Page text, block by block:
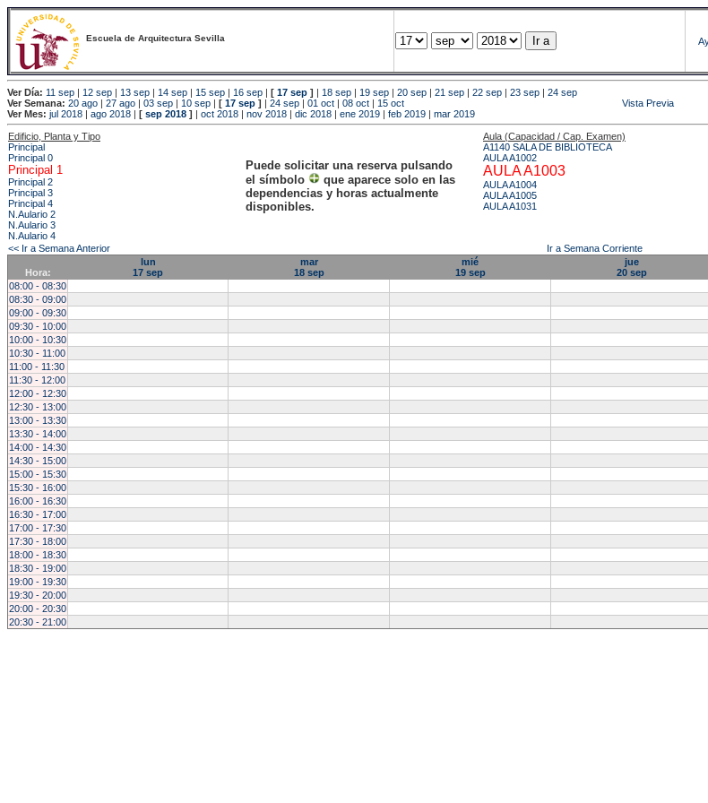
Escuela de Arquitectura Sevilla
Ver Día: 11 sep | 12 sep | 13 sep | 14 sep | 15 sep | 16 sep | [ 17 sep ] | 18 sep | 19 sep | 20 sep | 21 sep | 22 sep | 23 sep | 24 sep
Ver Semana: 20 ago | 27 ago | 03 sep | 10 sep | [ 17 sep ] | 24 sep | 01 oct | 08 oct | 15 oct
Vista Previa
Ver Mes: jul 2018 | ago 2018 | [ sep 2018 ] | oct 2018 | nov 2018 | dic 2018 | ene 2019 | feb 2019 | mar 2019
Edificio, Planta y Tipo
Principal
Principal 0
Principal 1
Principal 2
Principal 3
Principal 4
N.Aulario 2
N.Aulario 3
N.Aulario 4
Puede solicitar una reserva pulsando
el símbolo
que aparece solo en las
dependencias y horas actualmente
disponibles.
Aula (Capacidad / Cap. Examen)
A1140 SALA DE BIBLIOTECA
AULA A1002
AULA A1003
AULA A1004
AULA A1005
AULA A1031
<< Ir a Semana Anterior Ir a Semana Corriente
Hora:
lun
17 sep
mar
18 sep
mié
19 sep
jue
20 sep
08:00 - 08:30
08:30 - 09:00
09:00 - 09:30
09:30 - 10:00
10:00 - 10:30
10:30 - 11:00
11:00 - 11:30
11:30 - 12:00
12:00 - 12:30
12:30 - 13:00
13:00 - 13:30
13:30 - 14:00
14:00 - 14:30
14:30 - 15:00
15:00 - 15:30
15:30 - 16:00
16:00 - 16:30
16:30 - 17:00
17:00 - 17:30
17:30 - 18:00
18:00 - 18:30
18:30 - 19:00
19:00 - 19:30
19:30 - 20:00
20:00 - 20:30
20:30 - 21:00